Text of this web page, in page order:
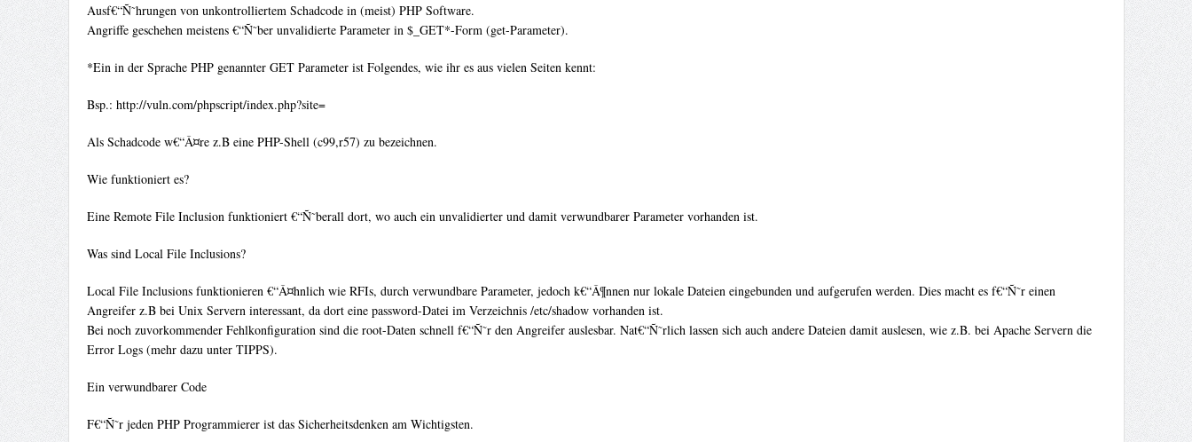
Ausf€“Ñ˜hrungen von unkontrolliertem Schadcode in (meist) PHP Software.
Angriffe geschehen meistens €“Ñ˜ber unvalidierte Parameter in $_GET*-Form (get-Parameter).
*Ein in der Sprache PHP genannter GET Parameter ist Folgendes, wie ihr es aus vielen Seiten kennt:
Bsp.: http://vuln.com/phpscript/index.php?site=
Als Schadcode w€“Â¤re z.B eine PHP-Shell (c99,r57) zu bezeichnen.
Wie funktioniert es?
Eine Remote File Inclusion funktioniert €“Ñ˜berall dort, wo auch ein unvalidierter und damit verwundbarer Parameter vorhanden ist.
Was sind Local File Inclusions?
Local File Inclusions funktionieren €“Â¤hnlich wie RFIs, durch verwundbare Parameter, jedoch k€“Â¶nnen nur lokale Dateien eingebunden und aufgerufen werden. Dies macht es f€“Ñ˜r einen
Angreifer z.B bei Unix Servern interessant, da dort eine password-Datei im Verzeichnis /etc/shadow vorhanden ist.
Bei noch zuvorkommender Fehlkonfiguration sind die root-Daten schnell f€“Ñ˜r den Angreifer auslesbar. Nat€“Ñ˜rlich lassen sich auch andere Dateien damit auslesen, wie z.B. bei Apache Servern die
Error Logs (mehr dazu unter TIPPS).
Ein verwundbarer Code
F€“Ñ˜r jeden PHP Programmierer ist das Sicherheitsdenken am Wichtigsten.